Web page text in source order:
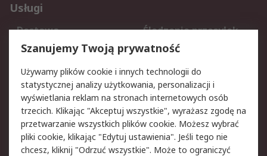
Usługi
Dostawa
Śledzenie przesyłek
Reklamacje i zwroty
Rejestracja
Aspekty prawne
Bezpieczeństwo e-
maila
Polityka dotycząca
plików cookie
Polityka prywatności
Użytkowanie witryny
Szanujemy Twoją prywatność
Używamy plików cookie i innych technologii do
statystycznej analizy użytkowania, personalizacji i
wyświetlania reklam na stronach internetowych osób
trzecich. Klikając "Akceptuj wszystkie", wyrażasz zgodę na
przetwarzanie wszystkich plików cookie. Możesz wybrać
pliki cookie, klikając "Edytuj ustawienia". Jeśli tego nie
chcesz, kliknij "Odrzuć wszystkie". Może to ograniczyć